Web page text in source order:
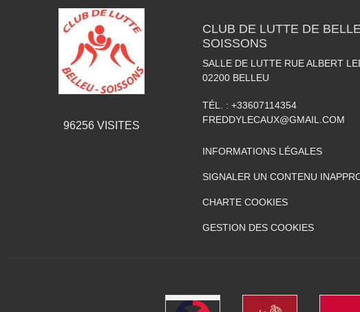
96256VISITES
CLUB DE LUTTE DE
SOISSONS
SALLE DE LUTTE RUE ALBERT
02200 BELLEU
TÉL. : +33607114354
FREDDYLECAUX@GMAIL.COM
INFORMATIONS LÉGALES
SIGNALER UN CONTENU
CHARTE COOKIES
GESTION DES COOKIES